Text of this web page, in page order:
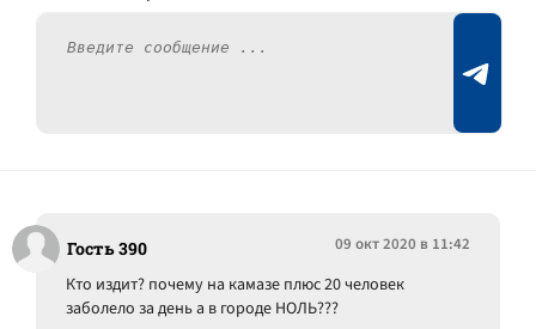
Гость 390 09 окт 2020 в 11:42
Кто издит? почему на камазе плюс 20 человек
заболело за день а в городе НОЛЬ???